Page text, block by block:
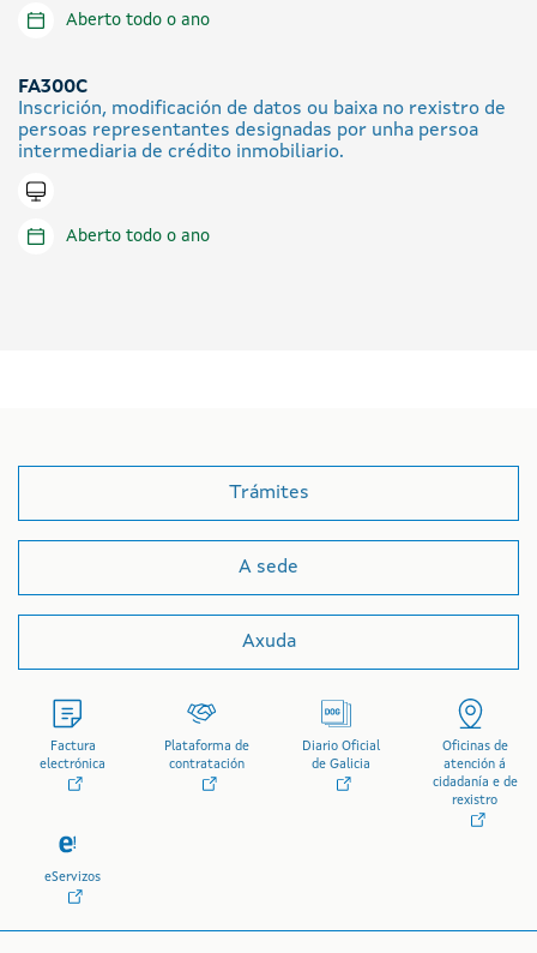
Aberto todo o ano
FA300C
Inscrición, modificación de datos ou baixa no rexistro de
persoas representantes designadas por unha persoa
intermediaria de crédito inmobiliario.
Tramitar en liña
Aberto todo o ano
Trámites
A sede
Axuda
Factura
electrónica
Plataforma de
contratación
Diario Oficial
de Galicia
Oficinas de
atención á
cidadanía e de
rexistro
eServizos